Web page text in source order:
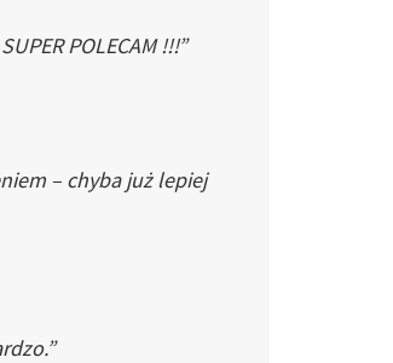
POLECAM !!!”
– chyba już lepiej